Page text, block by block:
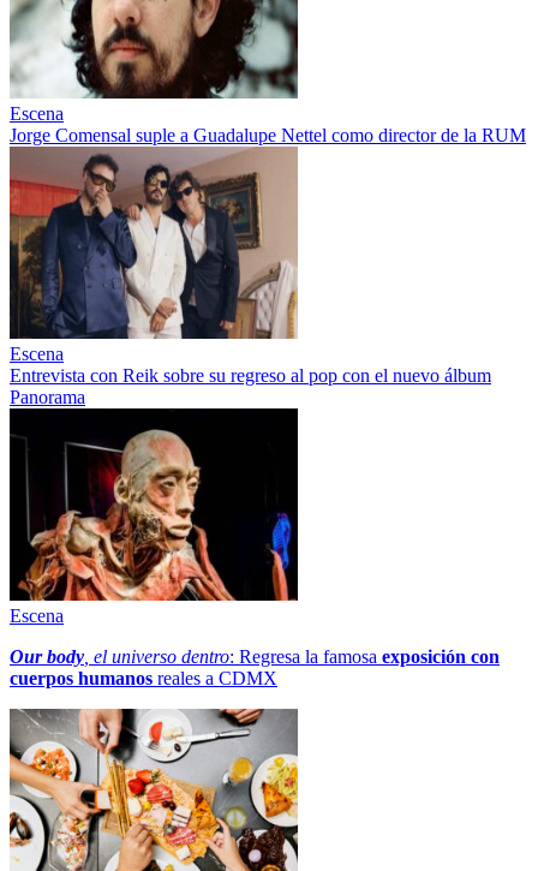
Escena
Jorge Comensal suple a Guadalupe Nettel como director de la RUM
Escena
Entrevista con Reik sobre su regreso al pop con el nuevo álbum
Panorama
Escena
Our body , el universo dentro: Regresa la famosa exposición con
cuerpos humanos reales a CDMX